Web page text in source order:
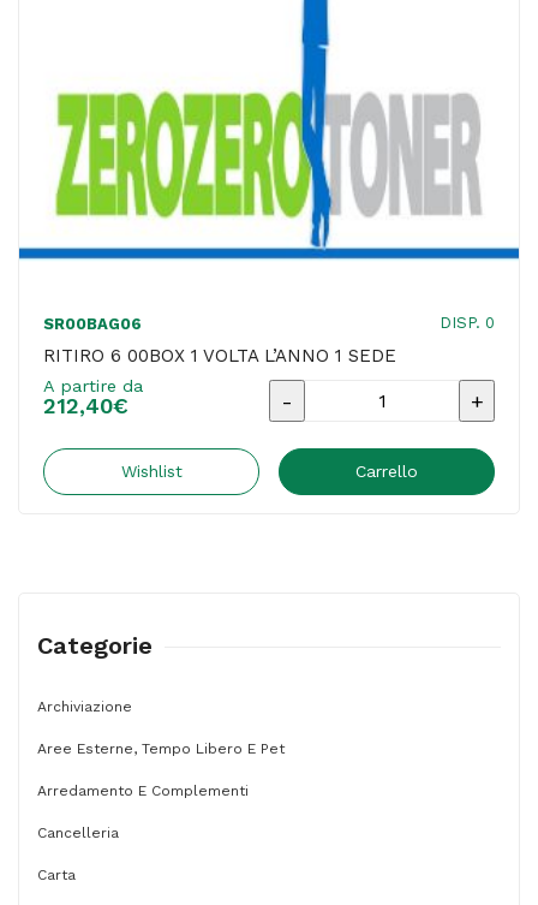
quantità
SR00BAG06 DISP. 0
RITIRO 6 00BOX 1 VOLTA L’ANNO 1 SEDE
A partire da
212,40€
RITIRO
00BOX
Wishlist Carrello
Categorie
Archiviazione
Aree Esterne, Tempo Libero E Pet
Arredamento E Complementi
Cancelleria
Carta